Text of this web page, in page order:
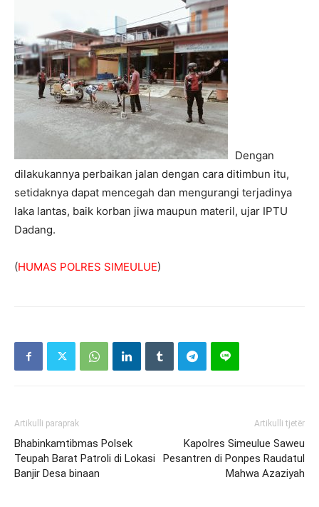
Dengan
dilakukannya perbaikan jalan dengan cara ditimbun itu,
setidaknya dapat mencegah dan mengurangi terjadinya
laka lantas, baik korban jiwa maupun materil, ujar IPTU
Dadang.
(HUMAS POLRES SIMEULUE)
Artikulli paraprak
Bhabinkamtibmas Polsek
Teupah Barat Patroli di Lokasi
Banjir Desa binaan
Artikulli tjetër
Kapolres Simeulue Saweu
Pesantren di Ponpes Raudatul
Mahwa Azaziyah